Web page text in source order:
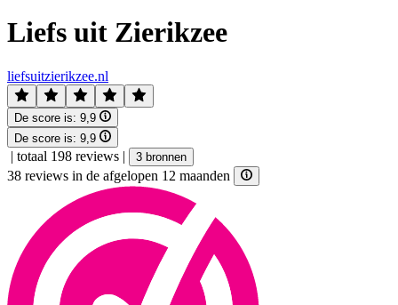
Liefs uit Zierikzee
liefsuitzierikzee.nl
De score is: 9,9
De score is: 9,9
| totaal 198 reviews | 3 bronnen
38 reviews in de afgelopen 12 maanden